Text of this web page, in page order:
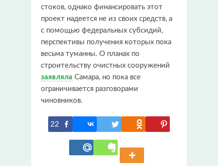
стоков, однако финансировать этот
проект надеется не из своих средств, а
с помощью федеральных субсидий,
перспективы получения которых пока
весьма туманны. О планах по
строительству очистных сооружений
заявляла Самара, но пока все
ограничивается разговорами
чиновников.
22